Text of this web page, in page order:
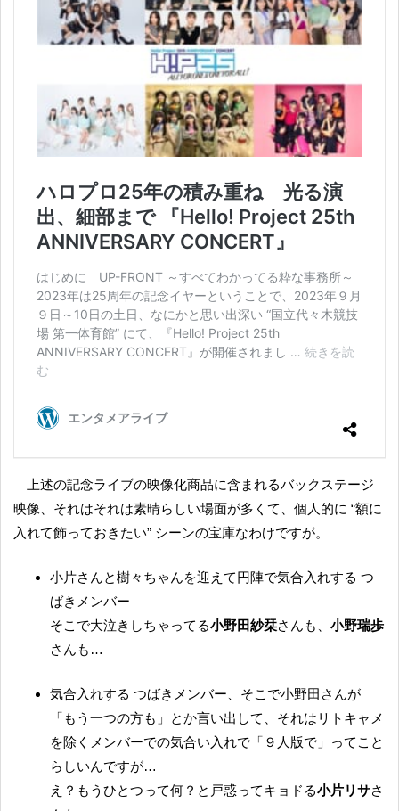
上述の記念ライブの映像化商品に含まれるバックステージ
映像、それはそれは素晴らしい場面が多くて、個人的に “額に
入れて飾っておきたい” シーンの宝庫なわけですが。
小片さんと樹々ちゃんを迎えて円陣で気合入れする つ
ばきメンバー
そこで大泣きしちゃってる小野田紗栞さんも、小野瑞歩
さんも…
気合入れする つばきメンバー、そこで小野田さんが
「もう一つの方も」とか言い出して、それはリトキャメ
を除くメンバーでの気合い入れで「９人版で」ってこと
らしいんですが…
え？もうひとつって何？と戸惑ってキョドる小片リサさ